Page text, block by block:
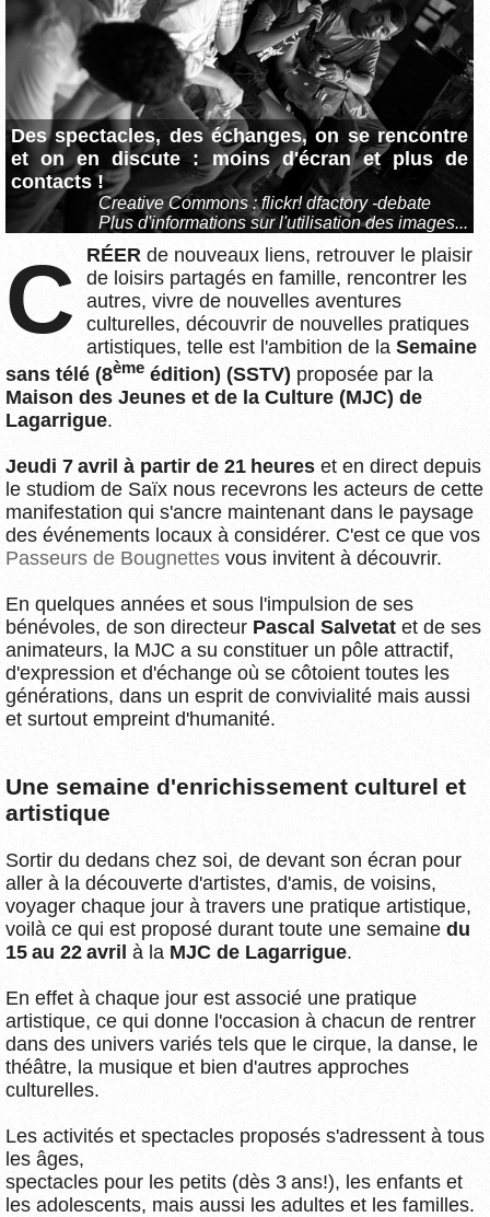
Des spectacles, des échanges, on se rencontre
et on en discute : moins d'écran et plus de
contacts !
Creative Commons : flickr! dfactory -debate
Plus d'informations sur l'utilisation des images...
CRÉER de nouveaux liens, retrouver le plaisir
de loisirs partagés en famille, rencontrer les
autres, vivre de nouvelles aventures
culturelles, découvrir de nouvelles pratiques
artistiques, telle est l'ambition de la Semaine
sans télé (8ème édition) (SSTV) proposée par la
Maison des Jeunes et de la Culture (MJC) de
Lagarrigue.
Jeudi 7 avril à partir de 21 heures et en direct depuis
le studiom de Saïx nous recevrons les acteurs de cette
manifestation qui s'ancre maintenant dans le paysage
des événements locaux à considérer. C'est ce que vos
Passeurs de Bougnettes vous invitent à découvrir.
En quelques années et sous l'impulsion de ses
bénévoles, de son directeur Pascal Salvetat et de ses
animateurs, la MJC a su constituer un pôle attractif,
d'expression et d'échange où se côtoient toutes les
générations, dans un esprit de convivialité mais aussi
et surtout empreint d'humanité.
Une semaine d'enrichissement culturel et
artistique
Sortir du dedans chez soi, de devant son écran pour
aller à la découverte d'artistes, d'amis, de voisins,
voyager chaque jour à travers une pratique artistique,
voilà ce qui est proposé durant toute une semaine du
15 au 22 avril à la MJC de Lagarrigue.
En effet à chaque jour est associé une pratique
artistique, ce qui donne l'occasion à chacun de rentrer
dans des univers variés tels que le cirque, la danse, le
théâtre, la musique et bien d'autres approches
culturelles.
Les activités et spectacles proposés s'adressent à tous
les âges,
spectacles pour les petits (dès 3 ans!), les enfants et
les adolescents, mais aussi les adultes et les familles.